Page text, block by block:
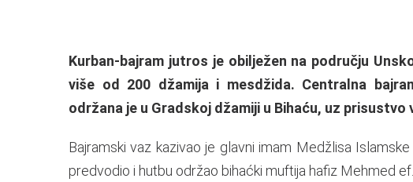
Kurban-bajram jutros je obilježen na području
više od 200 džamija i mesdžida. Centralna
održana je u Gradskoj džamiji u Bihaću, uz prisustvo
Bajramski vaz kazivao je glavni imam Medžlisa
predvodio i hutbu održao bihaćki muftija hafiz Mehmed